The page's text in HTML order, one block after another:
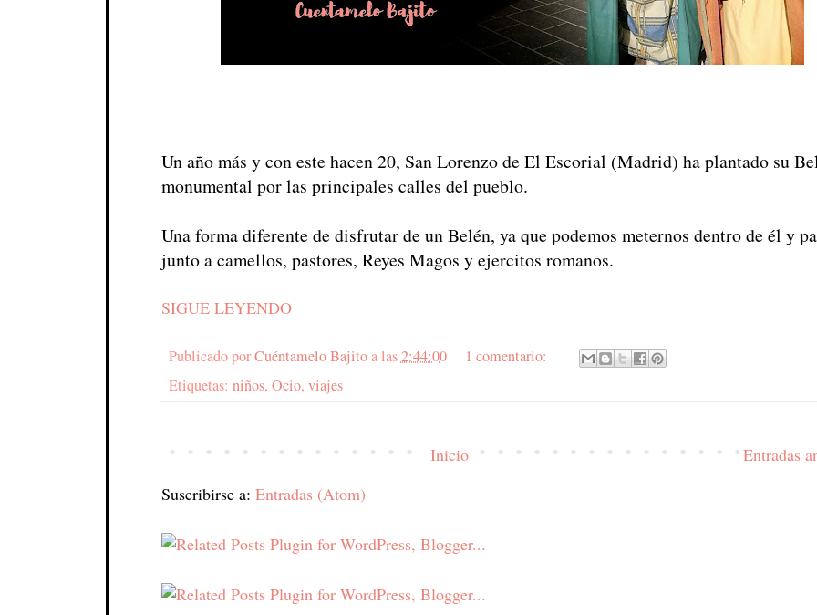
Un año más y con este hacen 20, San Lorenzo de El Escorial (Madrid) ha plantado su
monumental por las principales calles del pueblo.
Una forma diferente de disfrutar de un Belén, ya que podemos meternos dentro de él y
junto a camellos, pastores, Reyes Magos y ejercitos romanos.
SIGUE LEYENDO
Publicado porCuéntamelo Bajito a las2:44:00
1 comentario:
Etiquetas: niños, Ocio, viajes
Entradas
Inicio
Suscribirse a: Entradas (Atom)